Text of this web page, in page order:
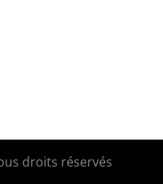
droits réservés